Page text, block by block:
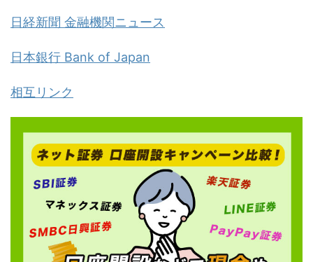
日経新聞 金融機関ニュース
日本銀行 Bank of Japan
相互リンク